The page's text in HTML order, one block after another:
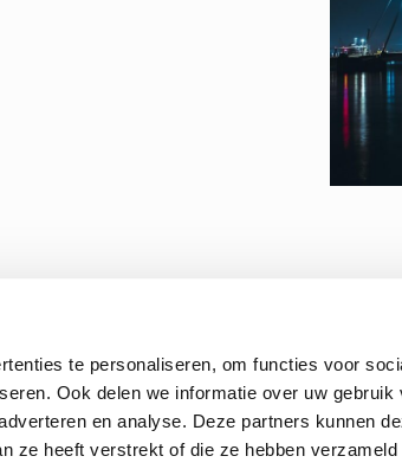
te personaliseren, om functies voor
Ook delen we informatie over uw gebruik
en analyse. Deze partners kunnen
ze heeft verstrekt of die ze hebben
سياسة ملفات تعريف